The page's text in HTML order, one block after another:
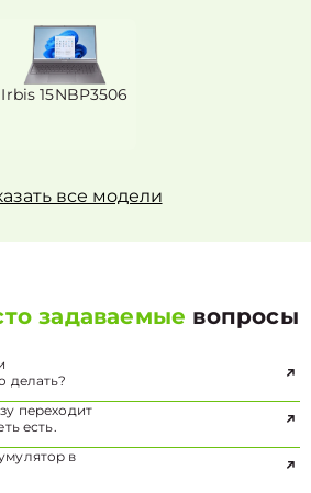
Irbis 15NBP3506
все модели
задаваемые вопросы
делать?
переходит
есть.
в